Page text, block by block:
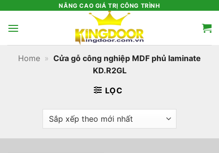
nội
NÂNG CAO GIÁ TRỊ CÔNG TRÌNH
Home » Cửa gỗ công nghiệp MDF phủ laminate
KD.R2GL
LỌC